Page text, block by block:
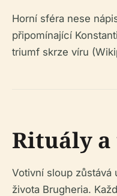
Horní sféra nese
připomínající
triumf skrze víru
Rituály
Votivní sloup zůstává
života Brugheria.